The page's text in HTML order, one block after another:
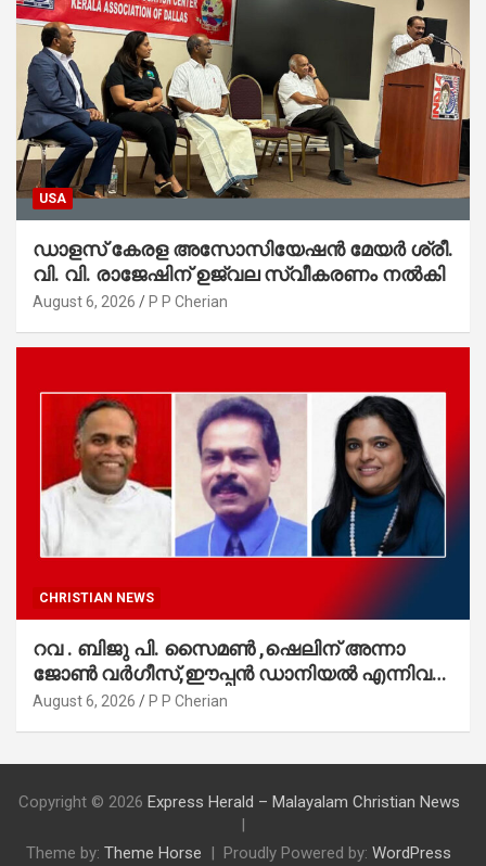
USA
ഡാളസ് കേരള അസോസിയേഷൻ മേയർ ശ്രീ.
വി. വി. രാജേഷിന് ഉജ്വല സ്വീകരണം നൽകി
August 6, 2026 P P Cherian
CHRISTIAN NEWS
റവ . ബിജു പി. സൈമൺ ,ഷെലിന് അന്നാ
ജോൺ വർഗീസ്,ഈപ്പൻ ഡാനിയൽ എന്നിവർ
മാർത്തോമാ സഭാ കൗൺസിലിലേക്കു
August 6, 2026 P P Cherian
Copyright © 2026 Express Herald – Malayalam Christian News
Theme by: Theme Horse Proudly Powered by: WordPress